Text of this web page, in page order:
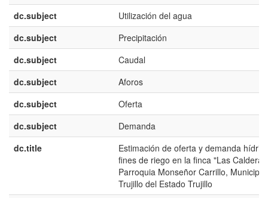
dc.subject
Utilización del agua
dc.subject
Precipitación
dc.subject
Caudal
dc.subject
Aforos
dc.subject
Oferta
dc.subject
Demanda
dc.title
Estimación de oferta y demanda
fines de riego en la finca "Las
Parroquia Monseñor Carrillo, Municipio
Trujillo del Estado Trujillo